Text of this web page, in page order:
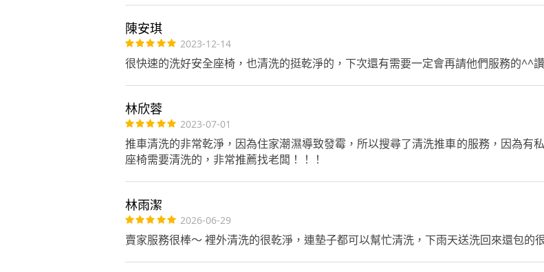
陳安琪
2023-12-14
很快速的洗好安全座椅，也清洗的挺乾淨的，下次還有需要一定會再請他們服務的^^
林欣蓉
2023-07-01
推車清洗的非常乾淨，因為住家潮濕導致發霉，所以搜尋了清洗推車的服務，因為有
座椅需要清洗的，非常推薦找老闆！！！
林雨潔
2026-06-29
賣家服務很棒～ 裡外清洗的很乾淨，連墊子都可以幫忙清洗，下雨天送洗回來還包的